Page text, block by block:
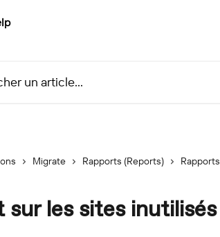
Migrate Rapports (Reports) Rapports
sur les sites inutilisés